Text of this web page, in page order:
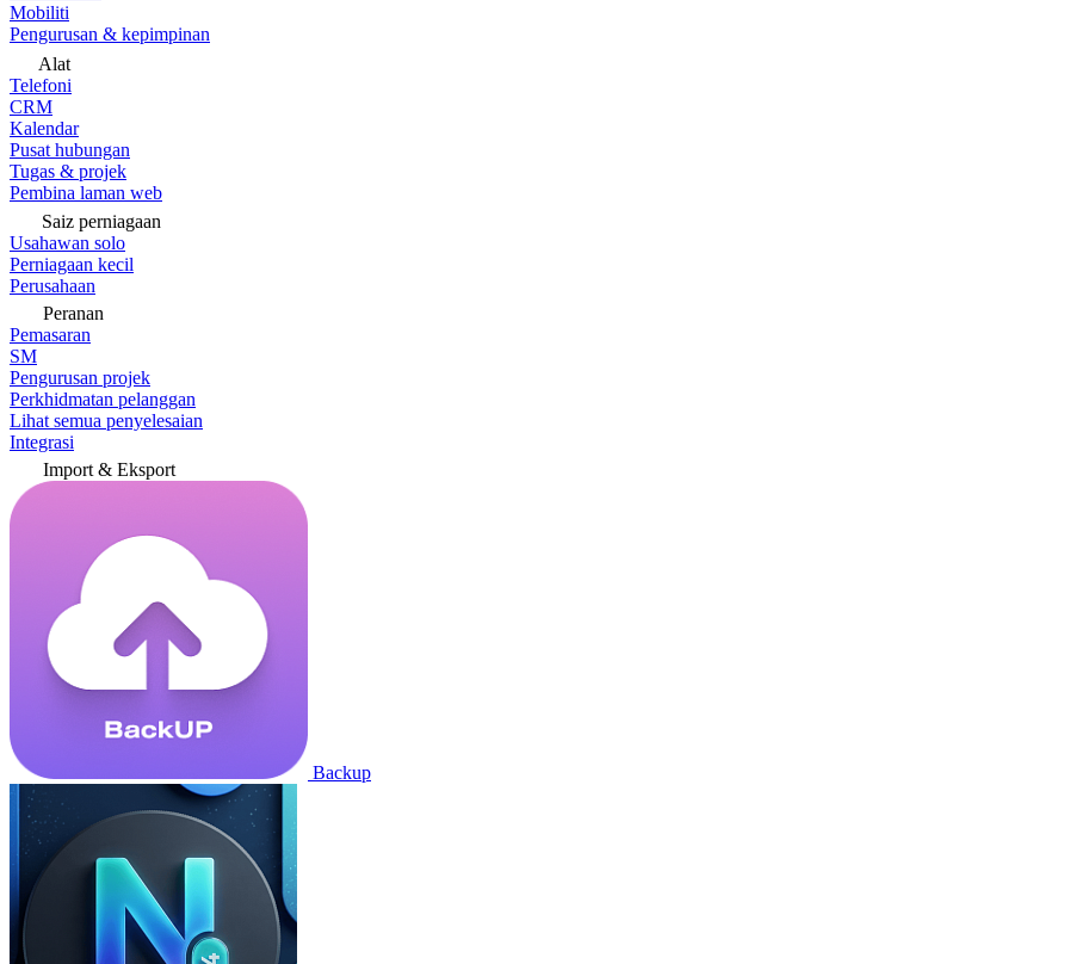
Mobiliti
Pengurusan & kepimpinan
Alat
Telefoni
CRM
Kalendar
Pusat hubungan
Tugas & projek
Pembina laman web
Saiz perniagaan
Usahawan solo
Perniagaan kecil
Perusahaan
Peranan
Pemasaran
SM
Pengurusan projek
Perkhidmatan pelanggan
Lihat semua penyelesaian
Integrasi
Import & Eksport
Backup